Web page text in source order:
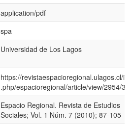
application/pdf
spa
Universidad de Los Lagos
https://revistaespacioregional.ulagos.cl/
.php/espacioregional/article/view/2954/
Espacio Regional. Revista de Estudios
Sociales; Vol. 1 Núm. 7 (2010); 87-105